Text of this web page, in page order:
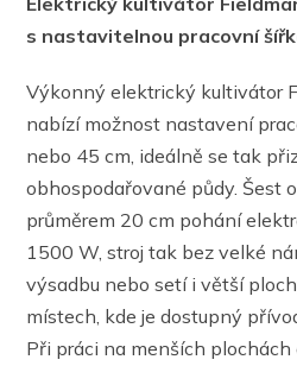
s nastavitelnou pracovní
Výkonný elektrický kultivátor
nabízí možnost nastavení
nebo 45 cm, ideálně se tak
obhospodařované půdy. Šest
průměrem 20 cm pohání
1500 W, stroj tak bez velké
výsadbu nebo setí i větší
místech, kde je dostupný
Při práci na menších plochách